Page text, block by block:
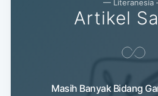
— Literanesia
Artikel
Masih Banyak Bidang